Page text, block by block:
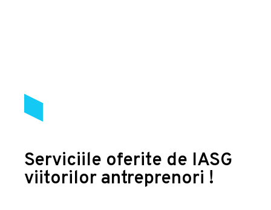
Serviciile oferite de IASG
viitorilor antreprenori !